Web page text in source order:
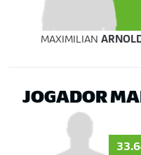
MAXIMILIAN
JOGADOR